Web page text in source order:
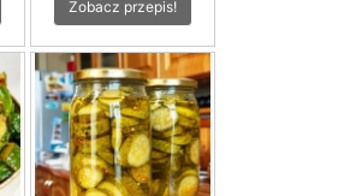
Zobacz przepis!